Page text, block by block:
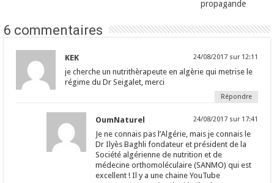
propagande
6 commentaires
KEK 24/08/2017 sur 12:11
je cherche un nutrithèrapeute en algèrie qui metrise le
régime du Dr Seigalet, merci
Répondre
OumNaturel 24/08/2017 sur 17:41
Je ne connais pas l’Algérie, mais je connais le
Dr Ilyès Baghli fondateur et président de la
Société algérienne de nutrition et de
médecine orthomoléculaire (SANMO) qui est
excellent ! Il y a une chaine YouTube